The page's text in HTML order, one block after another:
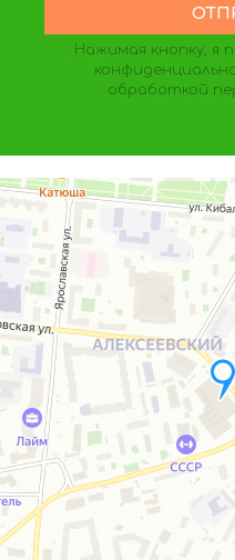
Нажимая кнопку, я
обработкой